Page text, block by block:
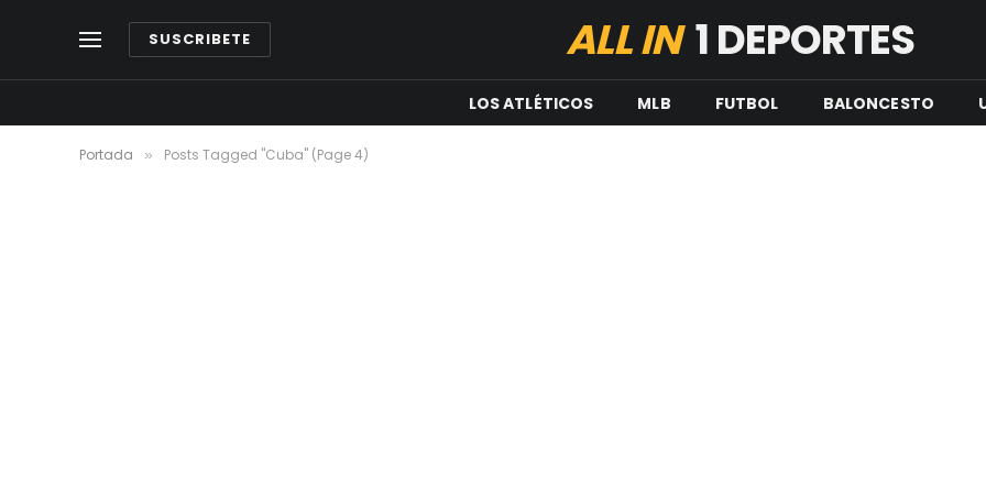
SUSCRIBETE ALL IN1 DEPORTES
LOS ATLÉTICOS MLB FUTBOL BALONCESTO
Portada » Posts Tagged "Cuba" (Page 4)